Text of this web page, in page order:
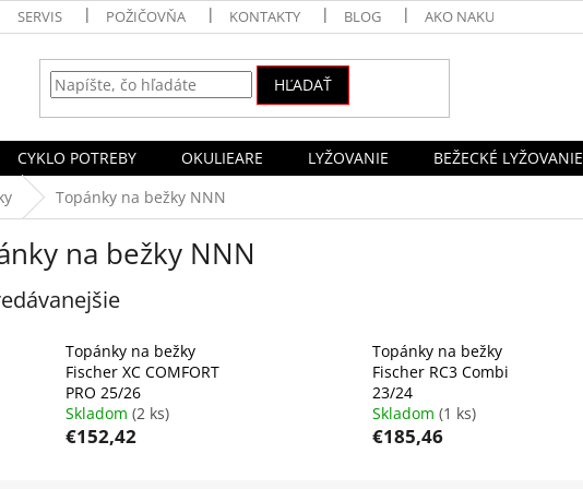
SERVIS POŽIČOVŇA KONTAKTY BLOG AKO NAKUPOVAŤ
HĽADAŤ
CYKLO POTREBY OKULIEARE LYŽOVANIE BEŽECKÉ LYŽOVANIE
Topánky na bežky NNN
na bežky NNN
Topánky na bežky
Fischer XC COMFORT
PRO 25/26
Skladom (2 ks)
€152,42
Topánky na bežky
Fischer RC3 Combi
23/24
Skladom (1 ks)
€185,46